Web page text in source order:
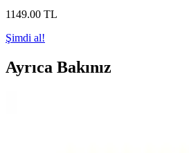
1149.00 TL
Şimdi al!
Ayrıca Bakınız